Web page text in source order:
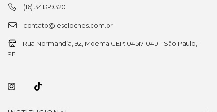
(16) 3413-9320
contato@lescloches.com.br
Rua Normandia, 92, Moema CEP: 04517-040 - São Paulo, -
SP